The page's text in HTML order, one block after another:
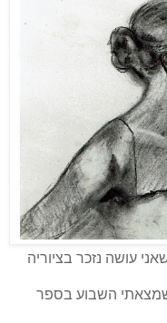
עושה נזכר בציוריה
השבוע בספר